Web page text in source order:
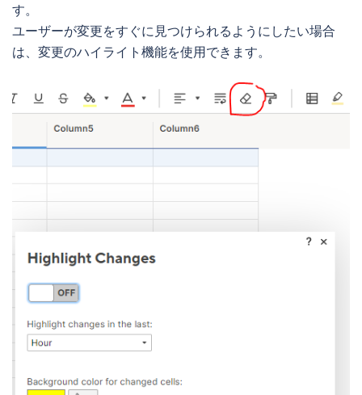
す。
ユーザーが変更をすぐに見つけられるようにしたい場合
は、変更のハイライト機能を使用できます。